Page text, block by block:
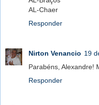
AL-Chaer
Responder
Nirton Venancio 19
Parabéns, Alexandre!
Responder